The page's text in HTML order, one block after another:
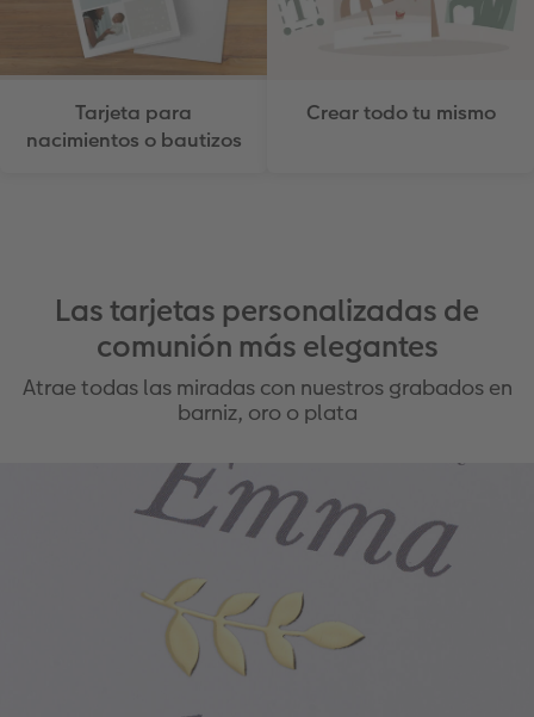
Tarjeta para
nacimientos o bautizos
Crear todo tu mismo
Las tarjetas personalizadas de
comunión más elegantes
Atrae todas las miradas con nuestros grabados en
barniz, oro o plata